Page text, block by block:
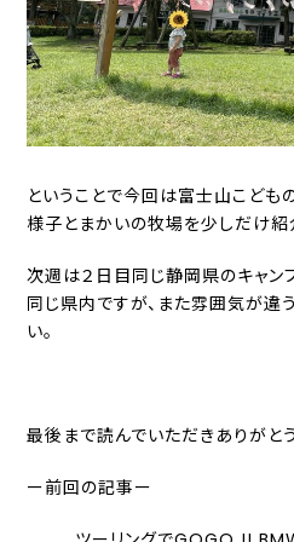
ということで今回は富士山こども
様子とまかいの牧場を少しだけ紹
次週は２日目同じ静岡県のキャン
同じ県内ですが、また雰囲気が違
い。
最後まで読んでいただきありがと
ー前回の記事ー